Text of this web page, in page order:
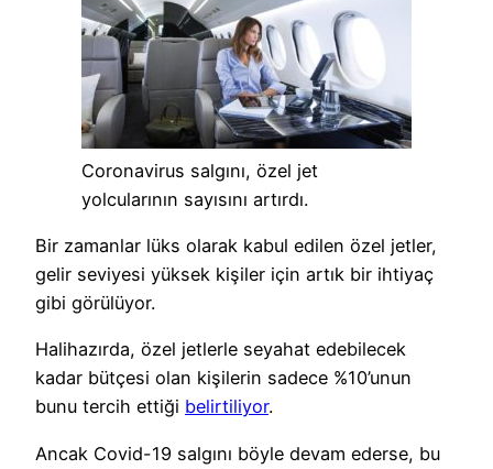
Coronavirus salgını, özel jet
yolcularının sayısını artırdı.
Bir zamanlar lüks olarak kabul edilen özel jetler,
gelir seviyesi yüksek kişiler için artık bir ihtiyaç
gibi görülüyor.
Halihazırda, özel jetlerle seyahat edebilecek
kadar bütçesi olan kişilerin sadece %10’unun
bunu tercih ettiği belirtiliyor.
Ancak Covid-19 salgını böyle devam ederse, bu